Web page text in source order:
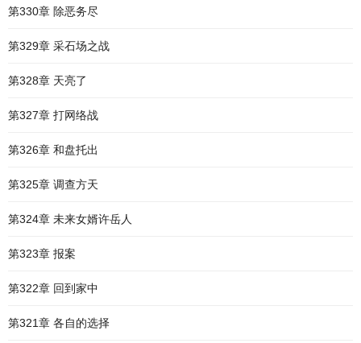
第330章 除恶务尽
第329章 采石场之战
第328章 天亮了
第327章 打网络战
第326章 和盘托出
第325章 调查方天
第324章 未来女婿许岳人
第323章 报案
第322章 回到家中
第321章 各自的选择